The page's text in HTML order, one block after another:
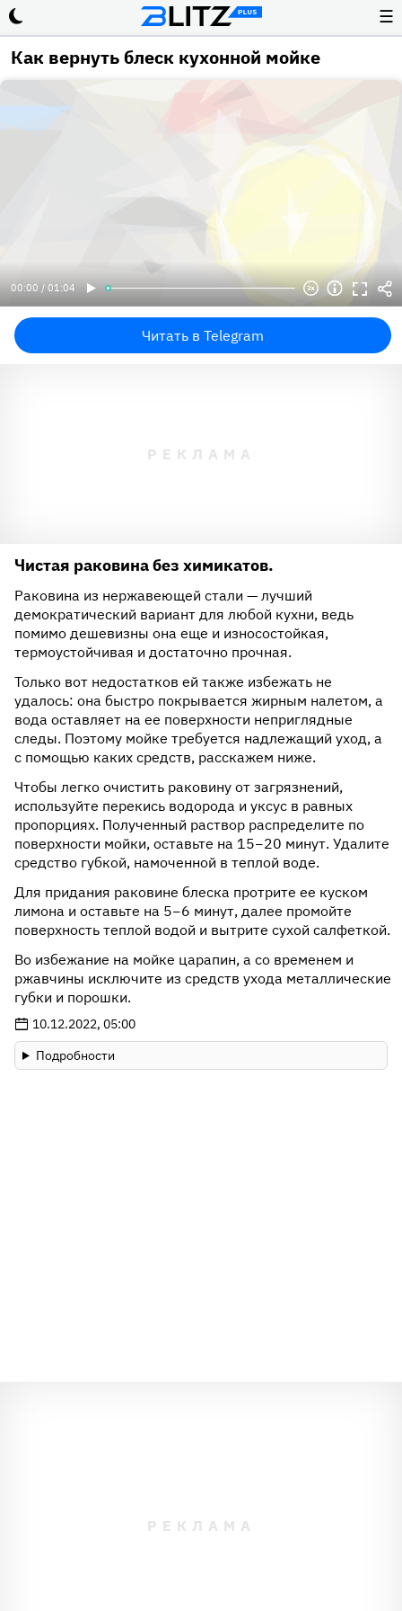
☰
Как вернуть блеск кухонной мойке
00:00 / 01:04
Читать в Telegram
Чистая раковина без химикатов.
Раковина из нержавеющей стали — лучший
демократический вариант для любой кухни, ведь
помимо дешевизны она еще и износостойкая,
термоустойчивая и достаточно прочная.
Только вот недостатков ей также избежать не
удалось: она быстро покрывается жирным налетом, а
вода оставляет на ее поверхности неприглядные
следы. Поэтому мойке требуется надлежащий уход, а
с помощью каких средств, расскажем ниже.
Чтобы легко очистить раковину от загрязнений,
используйте перекись водорода и уксус в равных
пропорциях. Полученный раствор распределите по
поверхности мойки, оставьте на 15−20 минут. Удалите
средство губкой, намоченной в теплой воде.
Для придания раковине блеска протрите ее куском
лимона и оставьте на 5−6 минут, далее промойте
поверхность теплой водой и вытрите сухой салфеткой.
Во избежание на мойке царапин, а со временем и
ржавчины исключите из средств ухода металлические
губки и порошки.
10.12.2022, 05:00
Подробности